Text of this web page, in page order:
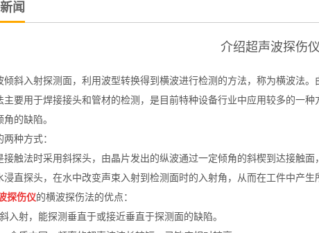
闻
介绍超声波探伤
倾斜入射探测面，利用波型转换得到横波进行检测的方法，称为横波法。
主要用于焊接接头和管材的检测，是目前特种设备行业中应用较多的一
角的缺陷。
两种方式：
接触法时采用斜探头，由晶片发出的纵波通过一定倾角的斜楔到达接触
浸直探头，在水中改变声束入射到检测面时的入射角，从而在工件中产生
探伤仪的横波探伤法的优点：
入射，能探测垂直于或接近垂直于探测面的缺陷。